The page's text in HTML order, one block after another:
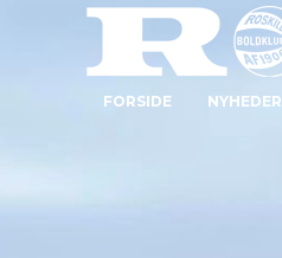
FORSIDE NYHEDER